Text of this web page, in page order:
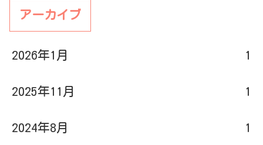
アーカイブ
2026年1月 1
2025年11月 1
2024年8月 1